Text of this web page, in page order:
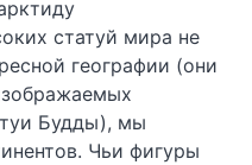
статуй мира не
географии (они
Будды), мы
Чьи фигуры